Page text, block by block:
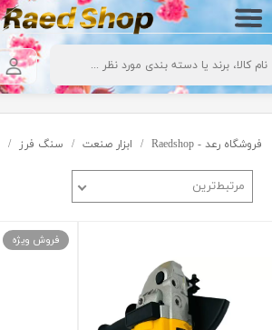
حساب کاربری من
تغییر گذر واژه
سفارشات
فروشگاه رعد - Raedshop ابزار صنعت سنگ فرز
مرتبط‌ترین
فروش ویژه